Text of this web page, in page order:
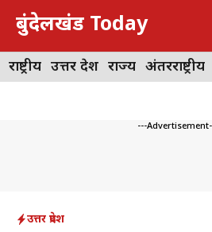
Skip
content
बुंदेलखंड Today
राष्ट्रीय उत्तर प्रदेश राज्य अंतरराष्ट्रीय
---
उत्तर प्रदेश